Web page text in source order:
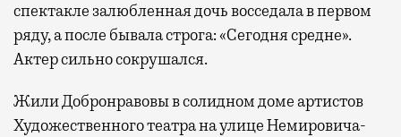
спектакле залюбленная дочь восседала в первом
ряду, а после бывала строга: «Сегодня средне».
Актер сильно сокрушался.
Жили Добронравовы в солидном доме артистов
Художественного театра на улице Немировича-